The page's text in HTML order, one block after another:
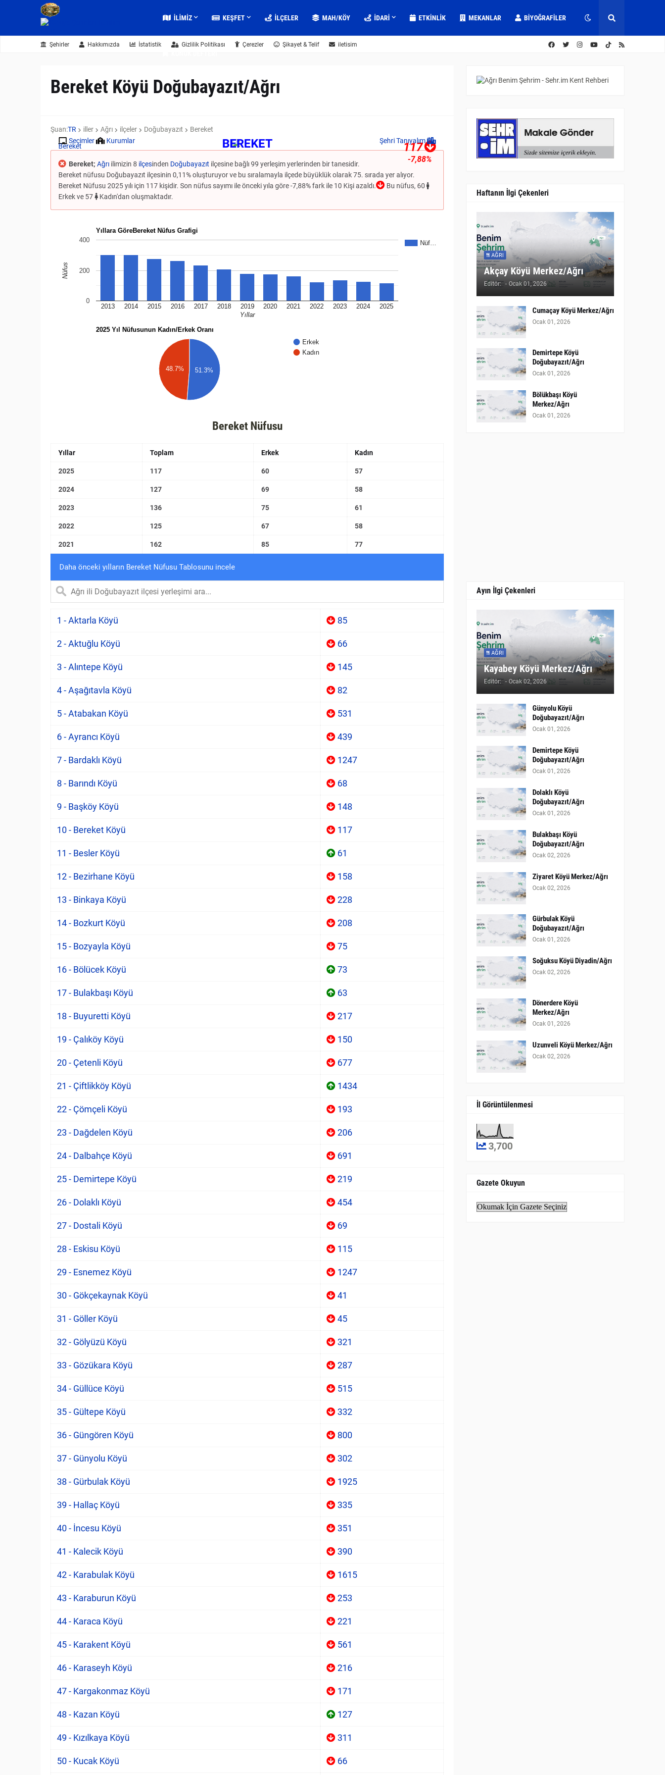
İLIMIZ KEŞFET İLÇELER MAH/KÖY IDARI ETKINLIK MEKANLAR BIYOĞRAFILER
Şehirler Hakkımızda İstatistik Gizlilik Politikası Çerezler Şikayet & Telif iletisim
Bereket Köyü Doğubayazıt/Ağrı
Şuan:TR iller Ağrı ilçeler Doğubayazıt
Bereket
Seçimler
Kurumlar
Bereket 117
-7,88%
Şehri Tanıyalım
BEREKET
Bereket; Ağrı ilimizin 8 ilçesinden Doğubayazıt ilçesine bağlı 99 yerleşim yerlerinden bir tanesidir.
Bereket nüfusu Doğubayazıt ilçesinin 0,11% oluşturuyor ve bu sıralamayla ilçede büyüklük olarak 75. sırada yer alıyor.
Bereket Nüfusu 2025 yılı için 117 kişidir. Son nüfus sayımı ile önceki yıla göre -7,88% fark ile 10 Kişi azaldı.
Bu nüfus, 60
Erkek ve 57
Kadın'dan oluşmaktadır.
Yıllara GöreBereket Nüfus Grafigi
Nüf…
2013 2014 2015 2016 2017 2018 2019 2020 2021 2022 2023 2024 2025
0
200
400
Yıllar
Nüfus
2025 Yıl Nüfusunun Kadın/Erkek Oranı
Erkek
Kadın
48.7% 51.3%
Bereket Nüfusu
Yıllar Toplam Erkek Kadın
2025 117 60 57
2024 127 69 58
2023 136 75 61
2022 125 67 58
2021 162 85 77
Daha önceki yılların Bereket Nüfusu Tablosunu incele
1 - Aktarla Köyü 85
2 - Aktuğlu Köyü 66
3 - Alıntepe Köyü 145
4 - Aşağıtavla Köyü 82
5 - Atabakan Köyü 531
6 - Ayrancı Köyü 439
7 - Bardaklı Köyü 1247
8 - Barındı Köyü 68
9 - Başköy Köyü 148
10 - Bereket Köyü 117
11 - Besler Köyü 61
12 - Bezirhane Köyü 158
13 - Binkaya Köyü 228
14 - Bozkurt Köyü 208
15 - Bozyayla Köyü 75
16 - Bölücek Köyü 73
17 - Bulakbaşı Köyü 63
18 - Buyuretti Köyü 217
19 - Çalıköy Köyü 150
20 - Çetenli Köyü 677
21 - Çiftlikköy Köyü 1434
22 - Çömçeli Köyü 193
23 - Dağdelen Köyü 206
24 - Dalbahçe Köyü 691
25 - Demirtepe Köyü 219
26 - Dolaklı Köyü 454
27 - Dostali Köyü 69
28 - Eskisu Köyü 115
29 - Esnemez Köyü 1247
30 - Gökçekaynak Köyü 41
31 - Göller Köyü 45
32 - Gölyüzü Köyü 321
33 - Gözükara Köyü 287
34 - Güllüce Köyü 515
35 - Gültepe Köyü 332
36 - Güngören Köyü 800
37 - Günyolu Köyü 302
38 - Gürbulak Köyü 1925
39 - Hallaç Köyü 335
40 - İncesu Köyü 351
41 - Kalecik Köyü 390
42 - Karabulak Köyü 1615
43 - Karaburun Köyü 253
44 - Karaca Köyü 221
45 - Karakent Köyü 561
46 - Karaseyh Köyü 216
47 - Kargakonmaz Köyü 171
48 - Kazan Köyü 127
49 - Kızılkaya Köyü 311
50 - Kucak Köyü 66
Haftanın İlgi Çekenleri
AĞRI
Akçay Köyü Merkez/Ağrı
Editör: - Ocak 01, 2026
Cumaçay Köyü Merkez/Ağrı
Ocak 01, 2026
Demirtepe Köyü
Doğubayazıt/Ağrı
Ocak 01, 2026
Bölükbaşı Köyü
Merkez/Ağrı
Ocak 01, 2026
Ayın İlgi Çekenleri
AĞRI
Kayabey Köyü Merkez/Ağrı
Editör: - Ocak 02, 2026
Günyolu Köyü
Doğubayazıt/Ağrı
Ocak 01, 2026
Demirtepe Köyü
Doğubayazıt/Ağrı
Ocak 01, 2026
Dolaklı Köyü
Doğubayazıt/Ağrı
Ocak 01, 2026
Bulakbaşı Köyü
Doğubayazıt/Ağrı
Ocak 02, 2026
Ziyaret Köyü Merkez/Ağrı
Ocak 02, 2026
Gürbulak Köyü
Doğubayazıt/Ağrı
Ocak 01, 2026
Soğuksu Köyü Diyadin/Ağrı
Ocak 02, 2026
Dönerdere Köyü
Merkez/Ağrı
Ocak 01, 2026
Uzunveli Köyü Merkez/Ağrı
Ocak 02, 2026
İl Görüntülenmesi
3,700
Gazete Okuyun